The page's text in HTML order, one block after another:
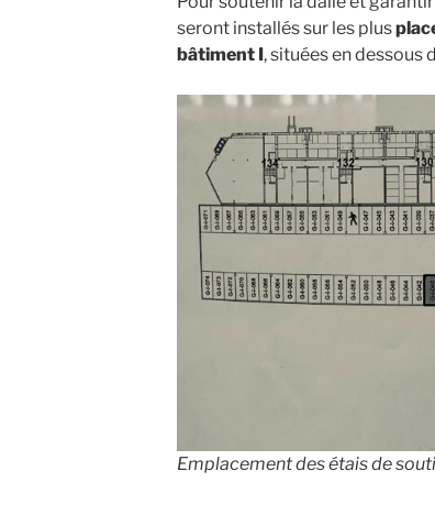
seront installés sur les plus
bâtiment I, situées en dessous
Emplacement des étais de